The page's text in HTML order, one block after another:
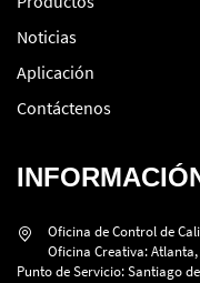
Noticias
Aplicación
Contáctenos
Oficina de Control de
Oficina Creativa: Atlanta,
Punto de Servicio: Santiago